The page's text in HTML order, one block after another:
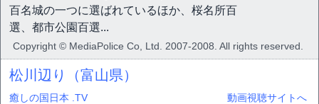
百名城の一つに選ばれているほか、桜名所百
選、都市公園百選...
Copyright © MediaPolice Co, Ltd. 2007-2008. All rights reserved.
松川辺り（富山県）
癒しの国日本 .TV 動画視聴サイトへ